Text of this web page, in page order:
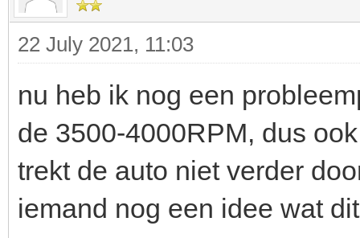
22 July 2021, 11:03
nu heb ik nog een
de 3500-4000RPM, dus
trekt de auto niet verder
iemand nog een idee wat